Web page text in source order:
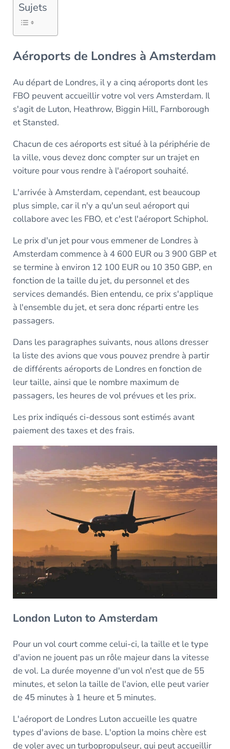
Sujets
Aéroports de Londres à Amsterdam
Au départ de Londres, il y a cinq aéroports dont les
FBO peuvent accueillir votre vol vers Amsterdam. Il
s'agit de Luton, Heathrow, Biggin Hill, Farnborough
et Stansted.
Chacun de ces aéroports est situé à la périphérie de
la ville, vous devez donc compter sur un trajet en
voiture pour vous rendre à l'aéroport souhaité.
L'arrivée à Amsterdam, cependant, est beaucoup
plus simple, car il n'y a qu'un seul aéroport qui
collabore avec les FBO, et c'est l'aéroport Schiphol.
Le prix d'un jet pour vous emmener de Londres à
Amsterdam commence à 4 600 EUR ou 3 900 GBP et
se termine à environ 12 100 EUR ou 10 350 GBP, en
fonction de la taille du jet, du personnel et des
services demandés. Bien entendu, ce prix s'applique
à l'ensemble du jet, et sera donc réparti entre les
passagers.
Dans les paragraphes suivants, nous allons dresser
la liste des avions que vous pouvez prendre à partir
de différents aéroports de Londres en fonction de
leur taille, ainsi que le nombre maximum de
passagers, les heures de vol prévues et les prix.
Les prix indiqués ci-dessous sont estimés avant
paiement des taxes et des frais.
London Luton to Amsterdam
Pour un vol court comme celui-ci, la taille et le type
d'avion ne jouent pas un rôle majeur dans la vitesse
de vol. La durée moyenne d'un vol n'est que de 55
minutes, et selon la taille de l'avion, elle peut varier
de 45 minutes à 1 heure et 5 minutes.
L'aéroport de Londres Luton accueille les quatre
types d'avions de base. L'option la moins chère est
de voler avec un turbopropulseur, qui peut accueillir